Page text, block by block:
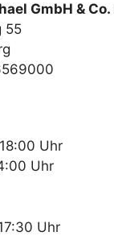
GmbH & Co.
55
Uhr
Uhr
Uhr